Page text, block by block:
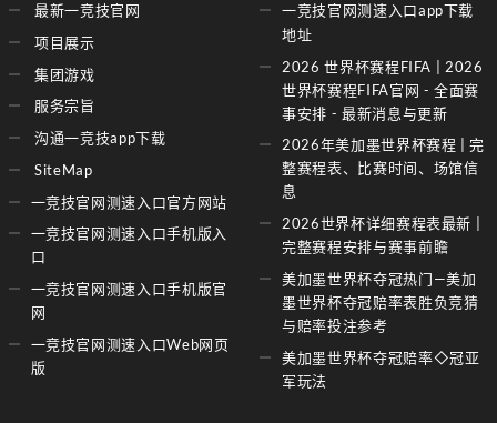
最新一竞技官网
项目展示
集团游戏
服务宗旨
沟通一竞技app下载
SiteMap
一竞技官网测速入口官方网站
一竞技官网测速入口手机版入
口
一竞技官网测速入口手机版官
网
一竞技官网测速入口Web网页
版
一竞技官网测速入口app下载
地址
2026 世界杯赛程FIFA | 2026
世界杯赛程FIFA官网 - 全面赛
事安排 - 最新消息与更新
2026年美加墨世界杯赛程 | 完
整赛程表、比赛时间、场馆信
息
2026世界杯详细赛程表最新 |
完整赛程安排与赛事前瞻
美加墨世界杯夺冠热门—美加
墨世界杯夺冠赔率表胜负竞猜
与赔率投注参考
美加墨世界杯夺冠赔率◇冠亚
军玩法